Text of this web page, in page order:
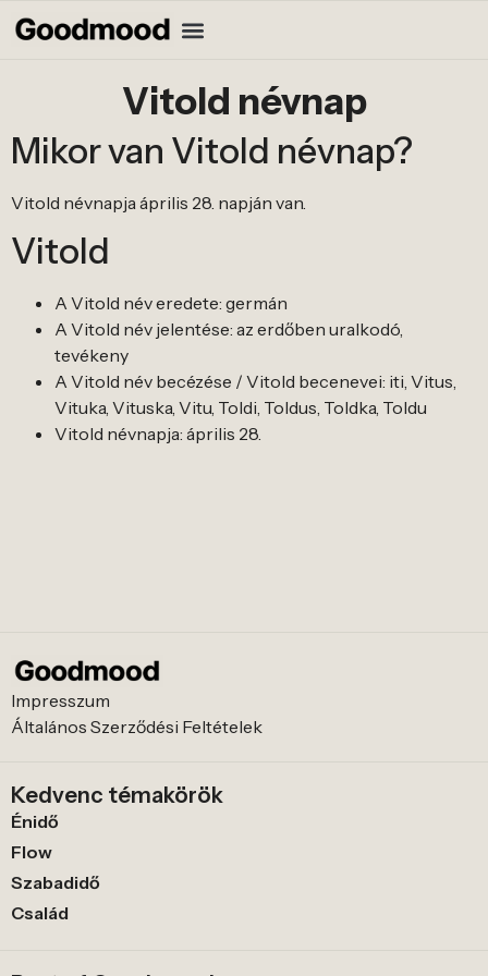
Vitold névnap
Mikor van Vitold névnap?
Vitold névnapja április 28. napján van.
Vitold
A Vitold név eredete: germán
A Vitold név jelentése: az erdőben uralkodó,
tevékeny
A Vitold név becézése / Vitold becenevei: iti, Vitus,
Vituka, Vituska, Vitu, Toldi, Toldus, Toldka, Toldu
Vitold névnapja: április 28.
Impresszum
Általános Szerződési Feltételek
Kedvenc témakörök
Énidő
Flow
Szabadidő
Család